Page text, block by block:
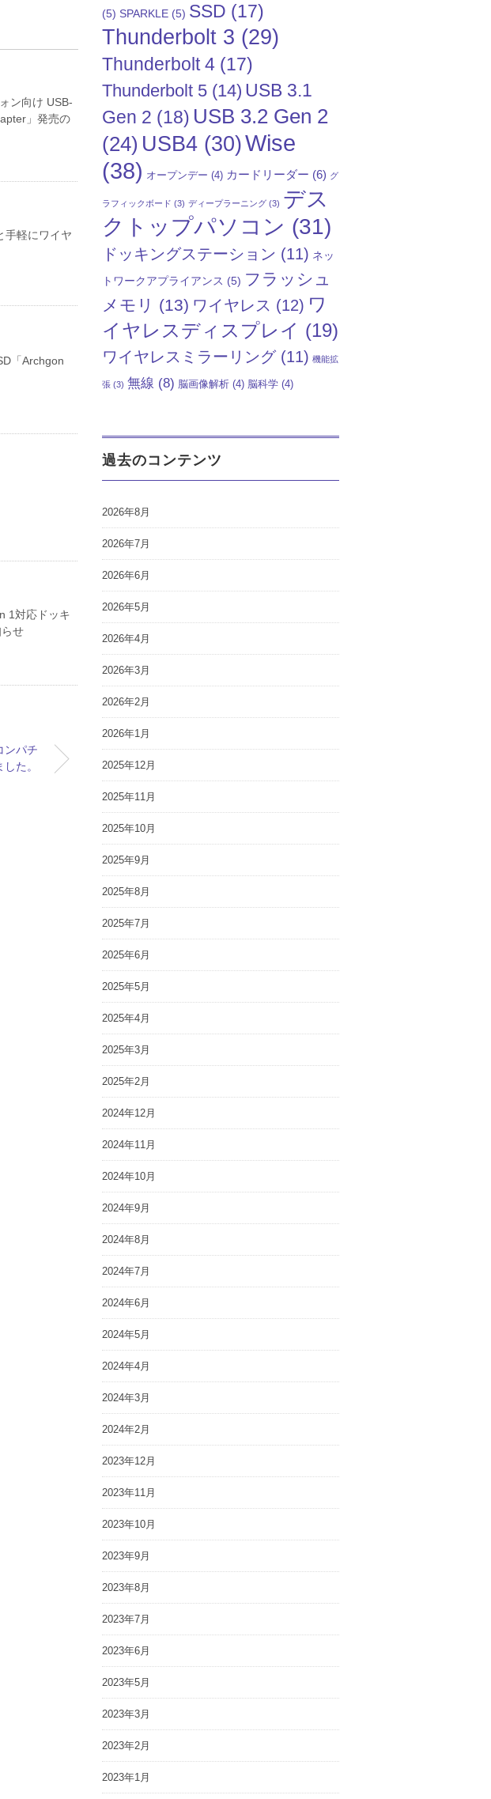
ン向け USB-
」発売の
手軽にワイヤ
「Archgon
1対応ドッキ
せ
ンパチ
た。
(5) SPARKLE (5) SSD (17)
Thunderbolt 3 (29)
Thunderbolt 4 (17)
Thunderbolt 5 (14) USB 3.1
Gen 2 (18) USB 3.2 Gen 2
(24) USB4 (30)Wise
(38) オープンデー (4) カードリーダー (6) グ
ラフィックボード (3) ディープラーニング (3) デス
クトップパソコン (31)
ドッキングステーション (11) ネッ
トワークアプライアンス (5) フラッシュ
メモリ (13) ワイヤレス (12) ワ
イヤレスディスプレイ (19)
ワイヤレスミラーリング(11) 機能拡
張 (3) 無線 (8) 脳画像解析 (4) 脳科学 (4)
過去のコンテンツ
2026年8月
2026年7月
2026年6月
2026年5月
2026年4月
2026年3月
2026年2月
2026年1月
2025年12月
2025年11月
2025年10月
2025年9月
2025年8月
2025年7月
2025年6月
2025年5月
2025年4月
2025年3月
2025年2月
2024年12月
2024年11月
2024年10月
2024年9月
2024年8月
2024年7月
2024年6月
2024年5月
2024年4月
2024年3月
2024年2月
2023年12月
2023年11月
2023年10月
2023年9月
2023年8月
2023年7月
2023年6月
2023年5月
2023年3月
2023年2月
2023年1月